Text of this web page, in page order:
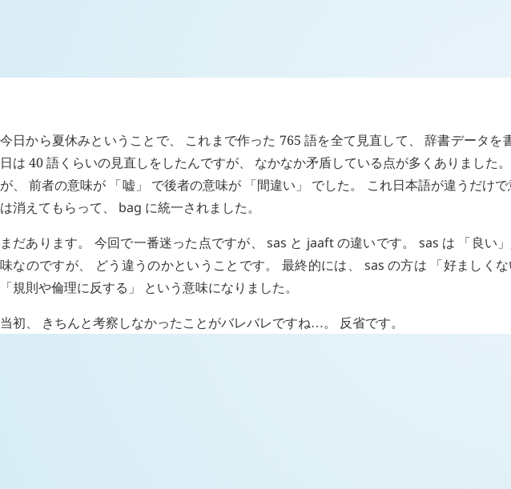
今日から夏休みということで、 これまで作った 765 語を全て見直して、 辞書データ
日は 40 語くらいの見直しをしたんですが、 なかなか矛盾している点が多くありました。
が、 前者の意味が 「嘘」 で後者の意味が 「間違い」 でした。 これ日本語が違うだけ
は消えてもらって、 bag に統一されました。
まだあります。 今回で一番迷った点ですが、sas と jaaftの違いです。 sas は 「良い
味なのですが、 どう違うのかということです。 最終的には、 sas の方は 「好ましく
「規則や倫理に反する」 という意味になりました。
当初、 きちんと考察しなかったことがバレバレですね…。 反省です。